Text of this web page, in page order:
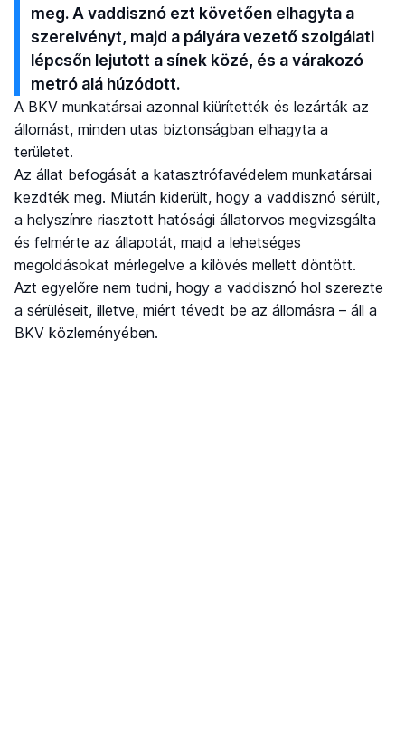
meg. A vaddisznó ezt követően elhagyta a
szerelvényt, majd a pályára vezető szolgálati
lépcsőn lejutott a sínek közé, és a várakozó
metró alá húzódott.
A BKV munkatársai azonnal kiürítették és lezárták az
állomást, minden utas biztonságban elhagyta a
területet.
Az állat befogását a katasztrófavédelem munkatársai
kezdték meg. Miután kiderült, hogy a vaddisznó sérült,
a helyszínre riasztott hatósági állatorvos megvizsgálta
és felmérte az állapotát, majd a lehetséges
megoldásokat mérlegelve a kilövés mellett döntött.
Azt egyelőre nem tudni, hogy a vaddisznó hol szerezte
a sérüléseit, illetve, miért tévedt be az állomásra – áll a
BKV közleményében.